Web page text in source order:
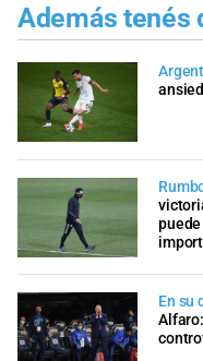
Además tenés
puede
En su